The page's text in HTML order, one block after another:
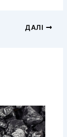
ДАЛІ